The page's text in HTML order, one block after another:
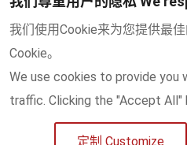
我们使用Cookie来为您提供最
Cookie。
We use cookies to provide you
traffic. Clicking the "Accept
定制 Customize